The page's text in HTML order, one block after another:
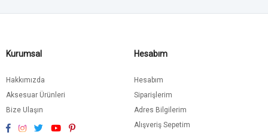
Kurumsal
Hakkımızda
Aksesuar Ürünleri
Bize Ulaşın
Hesabım
Hesabım
Siparişlerim
Adres Bilgilerim
Alışveriş Sepetim